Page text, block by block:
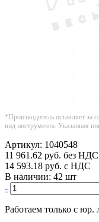
*Производитель оставляет за
вид инструмента. Указанная
Артикул: 1040548
11 961.62 руб. без НДС
14 593.18 руб. с НДС
В наличии: 42 шт
-
Работаем только с юр.